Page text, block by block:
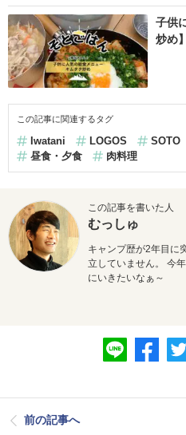
子供
炒め
この記事に関連するタグ
Iwatani LOGOS SOTO
昼食・夕食
肉料理
この記事を書いた人
むっしゅ
キャンプ歴が2年目に
立していません。 今
にいきたいなぁ～
前の記事へ